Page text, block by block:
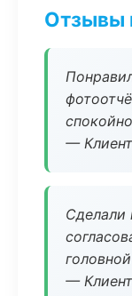
Отзывы
—
Сделали
—